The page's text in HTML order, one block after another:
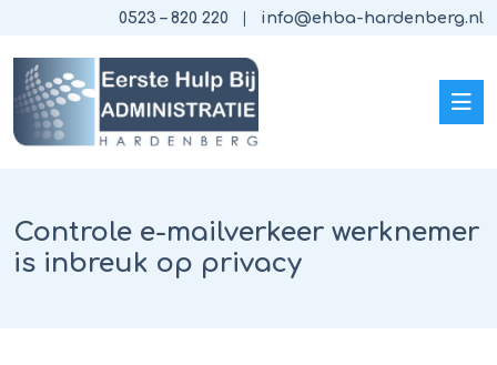
0523 – 820 220 info@ehba-hardenberg.nl
Controle e-mailverkeer werknemer
is inbreuk op privacy